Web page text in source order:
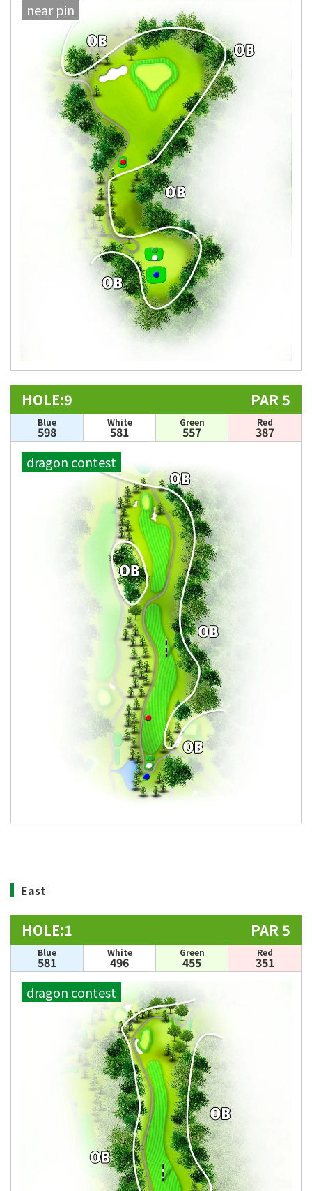
near pin
HOLE:9 PAR 5
Blue
598
White
581
Green
557
Red
387
dragon contest
East
HOLE:1 PAR 5
Blue
581
White
496
Green
455
Red
351
dragon contest